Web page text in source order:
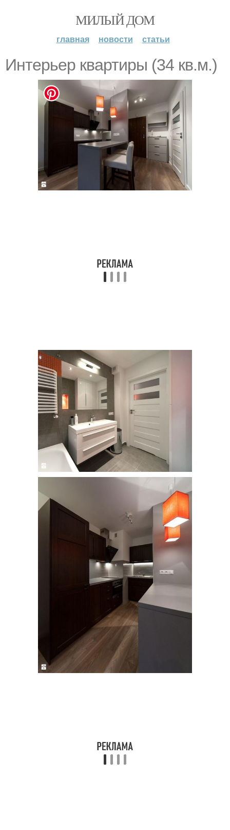
МИЛЫЙ ДОМ
главная новости статьи
Интерьер квартиры (34 кв.м.)